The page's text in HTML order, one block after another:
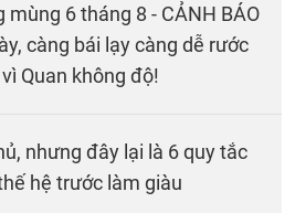
mùng 6 tháng 8 - CẢNH BÁO
càng bái lạy càng dễ rước
Quan không độ!
nhưng đây lại là 6 quy tắc
hệ trước làm giàu